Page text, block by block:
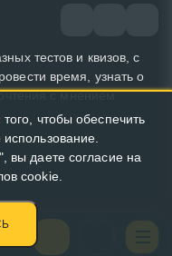
тестов и квизов, с
время, узнать о
с мнением
чтобы обеспечить
вы даете согласие на
cookie.